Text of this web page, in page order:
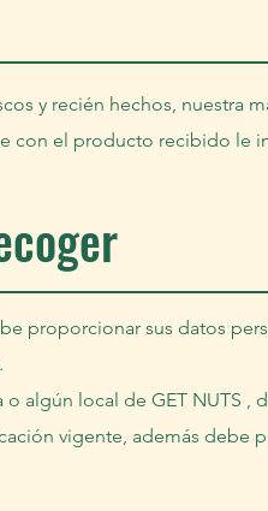
y recién hechos, nuestra
con el producto recibido le
proporcionar sus datos
algún local de GET NUTS
vigente, además debe